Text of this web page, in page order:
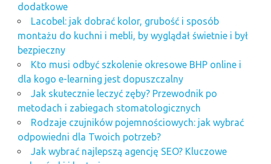
dodatkowe
Lacobel: jak dobrać kolor, grubość i sposób
montażu do kuchni i mebli, by wyglądał świetnie i był
bezpieczny
Kto musi odbyć szkolenie okresowe BHP online i
dla kogo e-learning jest dopuszczalny
Jak skutecznie leczyć zęby? Przewodnik po
metodach i zabiegach stomatologicznych
Rodzaje czujników pojemnościowych: jak wybrać
odpowiedni dla Twoich potrzeb?
Jak wybrać najlepszą agencję SEO? Kluczowe